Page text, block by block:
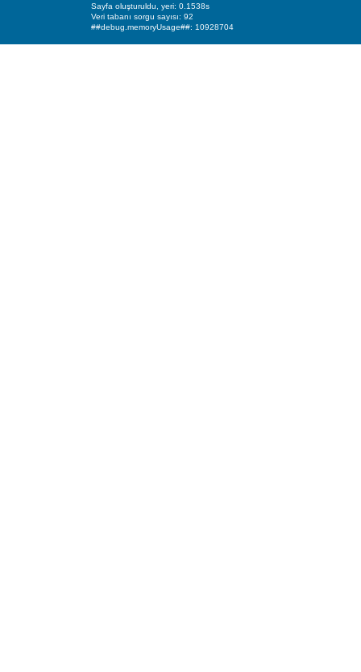
Sayfa oluşturuldu, yeri: 0.1538s
Veri tabanı sorgu sayısı: 92
##debug.memoryUsage##: 10928704